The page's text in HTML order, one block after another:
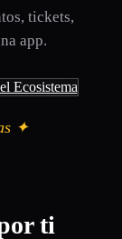
tickets,
app.
Ecosistema
✦
ti